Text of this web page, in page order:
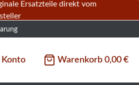
Ersatzteile direkt vom
Konto Warenkorb 0,00 €